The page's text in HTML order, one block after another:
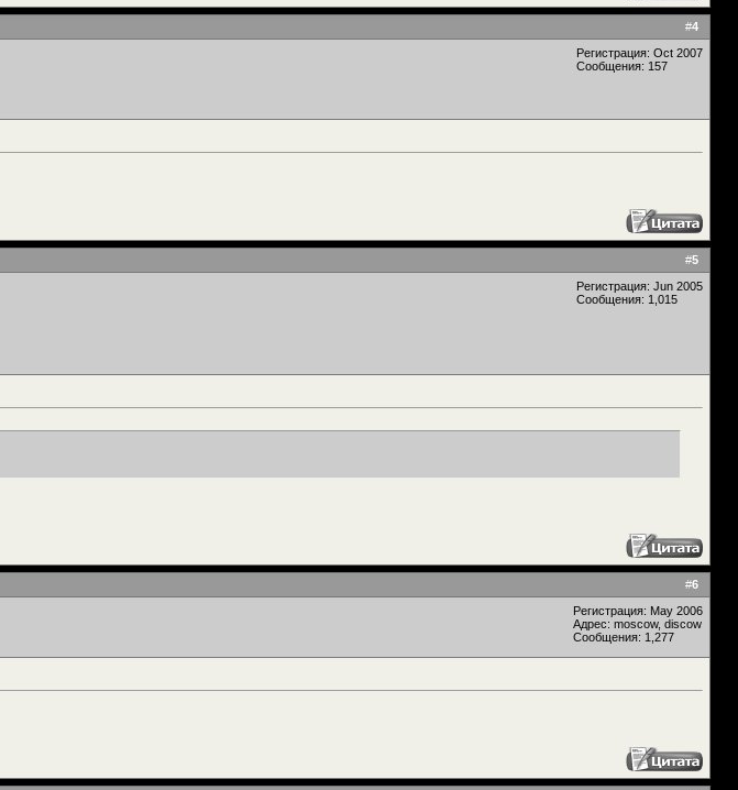
#4
Регистрация: Oct 2007
Сообщения: 157
#5
Регистрация: Jun 2005
Сообщения: 1,015
#6
Регистрация: May 2006
Адрес: moscow, discow
Сообщения: 1,277